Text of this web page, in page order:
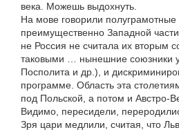
века. Можешь выдохнуть.
На мове говорили полуграмотные
преимущественно Западной
не Россия не считала их вторым
таковыми … нынешние союзники
Посполита и др.), и
программе. Область эта
под Польской, а потом и Австро-
Видимо, пересидели,
Зря цари медлили, считая, что